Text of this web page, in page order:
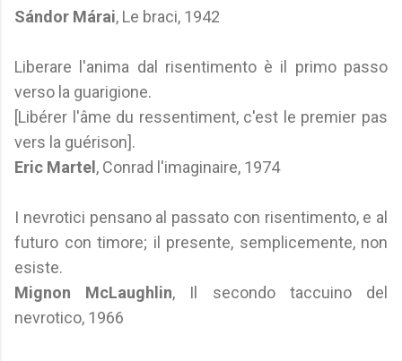
Sándor Márai, Le braci, 1942
Liberare l'anima dal risentimento è il primo passo
verso la guarigione.
[Libérer l'âme du ressentiment, c'est le premier pas
vers la guérison].
Eric Martel , Conrad l'imaginaire, 1974
I nevrotici pensano al passato con risentimento, e al
futuro con timore; il presente, semplicemente, non
esiste.
Mignon McLaughlin, Il secondo taccuino del
nevrotico, 1966